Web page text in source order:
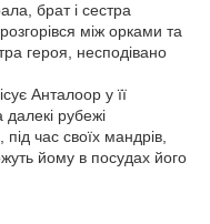
брат і сестра
між орками та
героя, несподівано
Анталоор у її
рубежі
час своїх мандрів,
йому в посудах його